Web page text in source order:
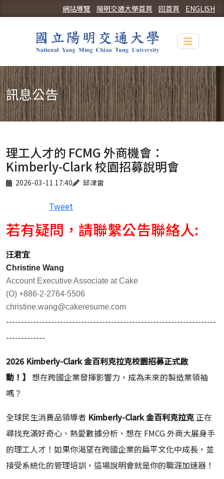
ENGLISH
回首頁
陽明交通大學首頁
網站導覽
Toggle
訊息公告
理工人才的 FCMG 外商機會：
Kimberly-Clark 校園招募說明會
Published on
2026-03-11 17:40
Author 邱津雷
Tweet
若有疑問，請聯繫公告聯絡人:
汪君宜
Christine Wang
Account Executive Associate at Cake
(O) +886-2-2764-5506
christine.wang@cakeresume.com
----------------------------------------------------------------------
-------------
2026 Kimberly-Clark 金百利克拉克校園招募正式啟
動！】 想在跨國企業發揮影響力，成為未來的製造業領袖
嗎？
全球民生消費品領導者 Kimberly-Clark 金百利克拉克 正在
尋找充滿好奇心、熱愛數據分析、想在 FMCG 外商大展身手
的理工人才！ 如果你渴望在跨國企業的扁平文化中成長， 並
接受系統化的管理培訓，這場說明會就是你的職涯加速器！